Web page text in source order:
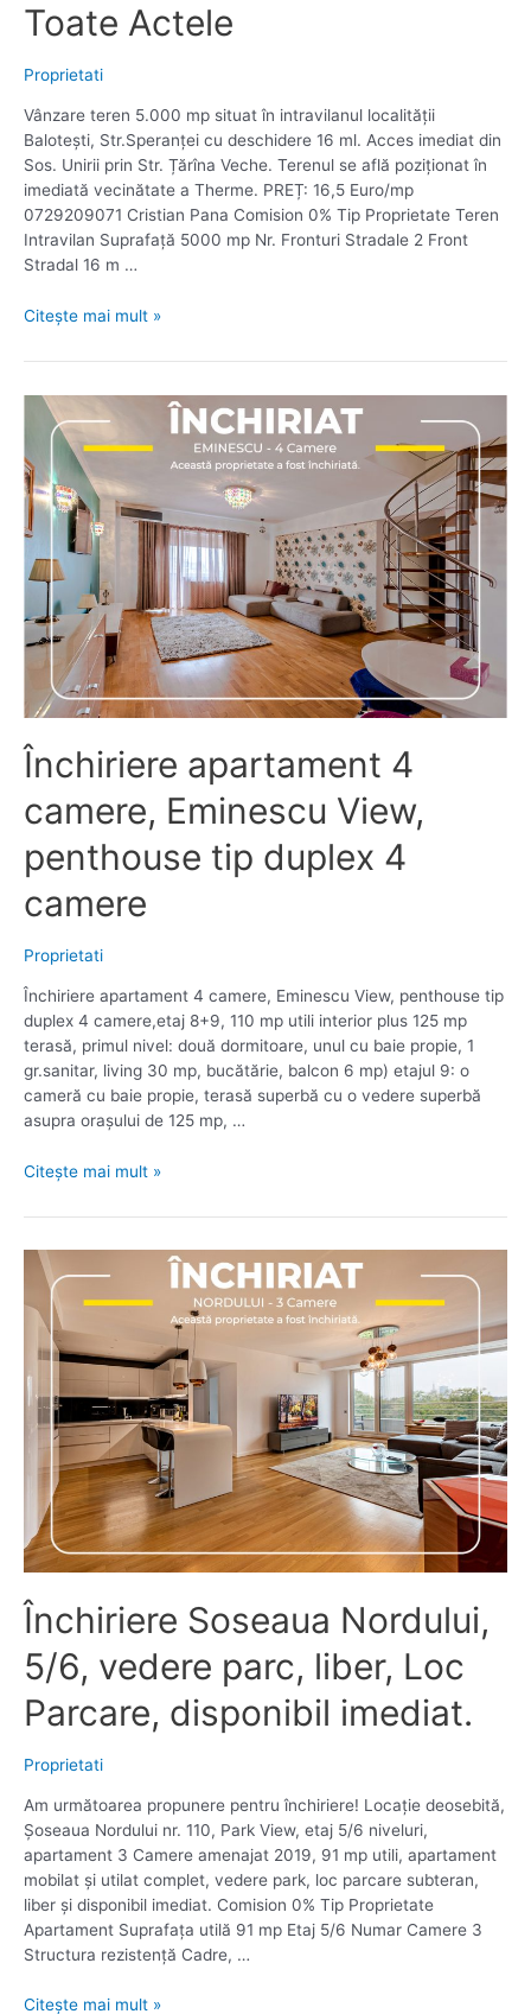
Toate Actele
Proprietati
Vânzare teren 5.000 mp situat în intravilanul localității
Balotești, Str.Speranței cu deschidere 16 ml. Acces imediat din
Sos. Unirii prin Str. Țărîna Veche. Terenul se află poziționat în
imediată vecinătate a Therme. PREȚ: 16,5 Euro/mp
0729209071 Cristian Pana Comision 0% Tip Proprietate Teren
Intravilan Suprafață 5000 mp Nr. Fronturi Stradale 2 Front
Stradal 16 m …
Vanzare
intavialn
Sperantei,
Zona
Therme,
5.000
mp,
Toate
Actele
Citește mai mult »
Închiriere apartament 4
camere, Eminescu View,
penthouse tip duplex 4
camere
Proprietati
Închiriere apartament 4 camere, Eminescu View, penthouse tip
duplex 4 camere,etaj 8+9, 110 mp utili interior plus 125 mp
terasă, primul nivel: două dormitoare, unul cu baie propie, 1
gr.sanitar, living 30 mp, bucătărie, balcon 6 mp) etajul 9: o
cameră cu baie propie, terasă superbă cu o vedere superbă
asupra orașului de 125 mp, …
Închiriere
4
Eminescu
View,
penthouse
tip
4
camere
Citește mai mult »
Închiriere Soseaua Nordului,
5/6, vedere parc, liber, Loc
Parcare, disponibil imediat.
Proprietati
Am următoarea propunere pentru închiriere! Locație deosebită,
Șoseaua Nordului nr. 110, Park View, etaj 5/6 niveluri,
apartament 3 Camere amenajat 2019, 91 mp utili, apartament
mobilat și utilat complet, vedere park, loc parcare subteran,
liber și disponibil imediat. Comision 0% Tip Proprietate
Apartament Suprafața utilă 91 mp Etaj 5/6 Numar Camere 3
Structura rezistență Cadre, …
Închiriere
Citește mai mult »